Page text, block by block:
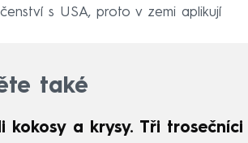
s USA, proto v zemi aplikují
také
kokosy a krysy. Tři trosečníci